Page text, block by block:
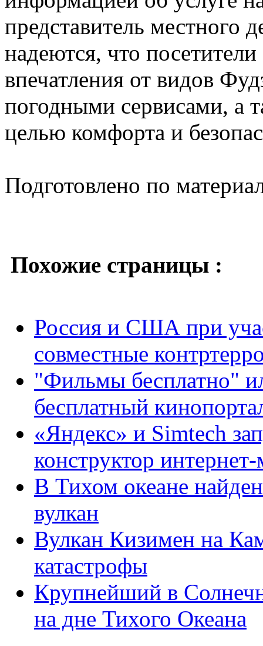
представитель местного
надеются, что
впечатления от видов
погодными сервисами, а
целью комфорта и
Подготовлено по
Похожие страницы :
Россия и США при
совместные
"Фильмы бесплатно"
бесплатный
«Яндекс» и Simtech
конструктор
В Тихом океане
вулкан
Вулкан Кизимен на
катастрофы
Крупнейший в
на дне Тихого Океана